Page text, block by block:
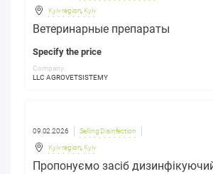
Kyiv region, Kyiv
Ветеринарные препараты
Specify the price
Company:
LLC AGROVETSISTEMY
09.02.2026 Selling Disinfection
Kyiv region, Kyiv
Пропонуємо засіб